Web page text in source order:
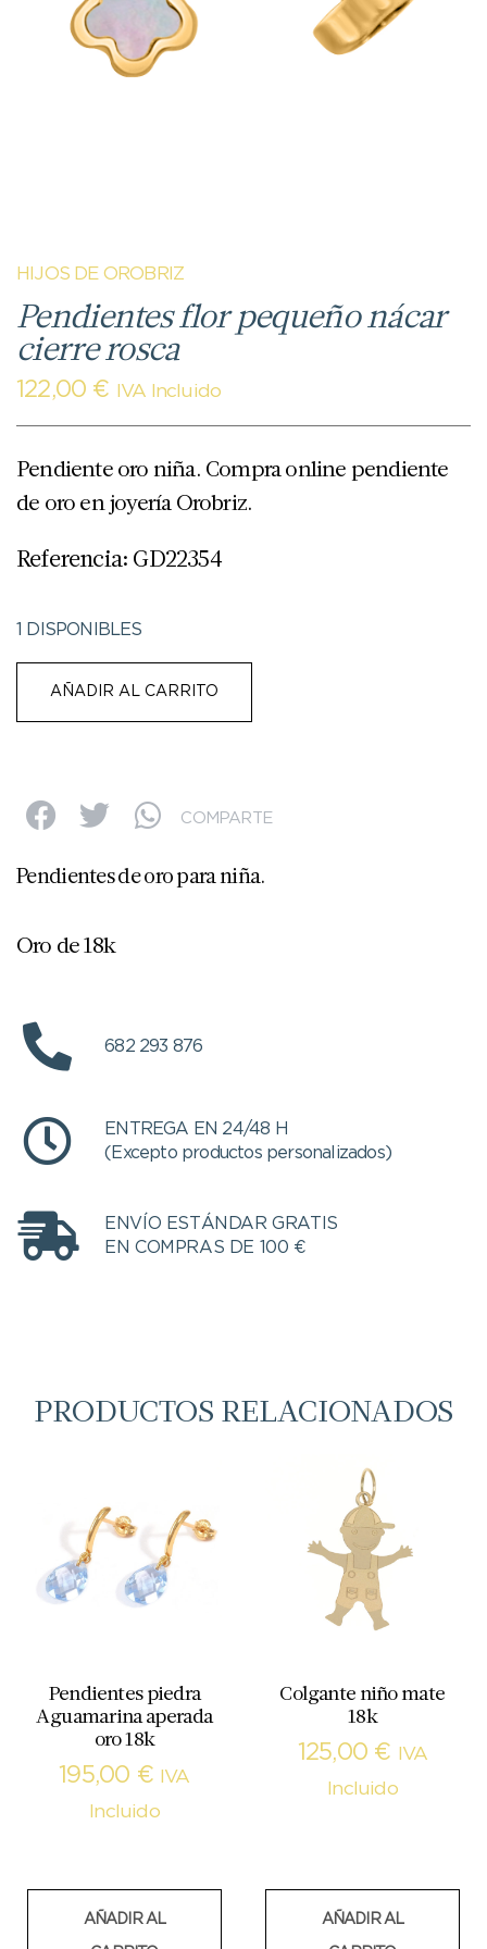
HIJOS DE OROBRIZ
Pendientes flor pequeño nácar
cierre rosca
122,00 € IVA Incluido
Pendiente oro niña. Compra online pendiente
de oro en joyería Orobriz.
Referencia: GD22354
1 DISPONIBLES
AÑADIR AL CARRITO
COMPARTE
Pendientes de oro para niña.
Oro de 18k
682 293 876
ENTREGA EN 24/48 H
(Excepto productos personalizados)
ENVÍO ESTÁNDAR GRATIS
EN COMPRAS DE 100 €
PRODUCTOS RELACIONADOS
Pendientes piedra
Aguamarina aperada
oro 18k
195,00 €
IVA
Incluido
AÑADIR AL
Colgante niño mate
18k
125,00 €
IVA
Incluido
AÑADIR AL